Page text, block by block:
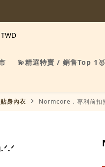
TWD
💫精選特賣 / 銷售Top 1🥇
身內衣 Normcore．專利前扣